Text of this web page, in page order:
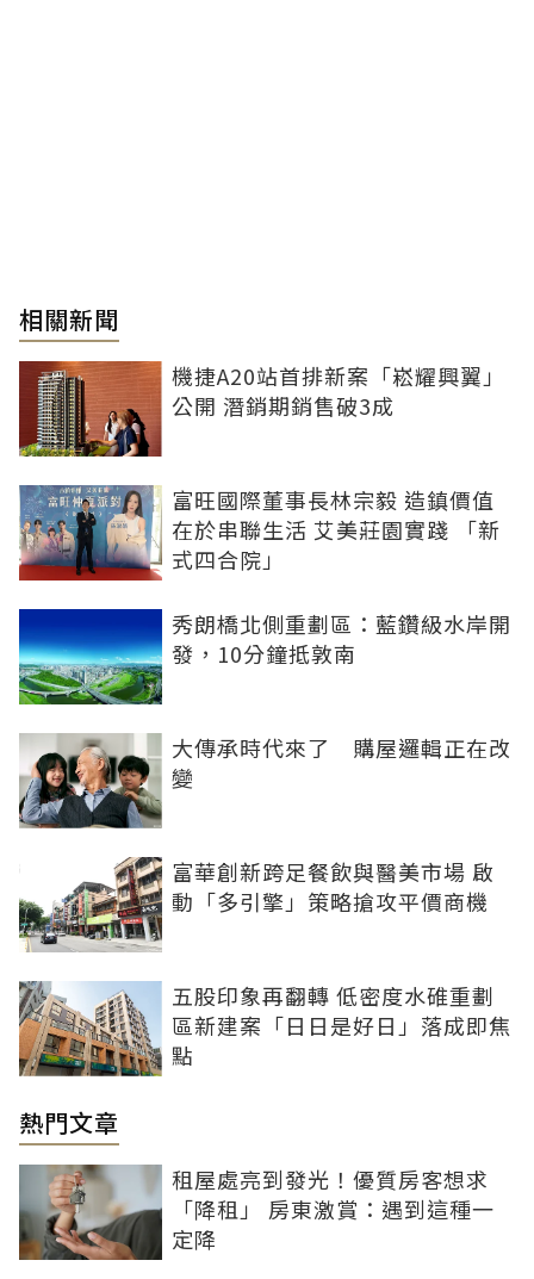
相關新聞
機捷A20站首排新案「崧耀興翼」
公開 潛銷期銷售破3成
富旺國際董事長林宗毅 造鎮價值
在於串聯生活 艾美莊園實踐 「新
式四合院」
秀朗橋北側重劃區：藍鑽級水岸開
發，10分鐘抵敦南
大傳承時代來了 購屋邏輯正在改
變
富華創新跨足餐飲與醫美市場 啟
動「多引擎」策略搶攻平價商機
五股印象再翻轉 低密度水碓重劃
區新建案「日日是好日」落成即焦
點
熱門文章
租屋處亮到發光！優質房客想求
「降租」 房東激賞：遇到這種一
定降